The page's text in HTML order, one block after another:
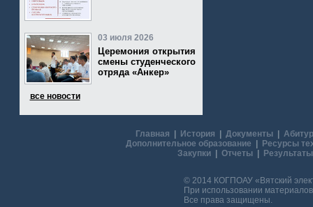
03 июля 2026
Церемония открытия
смены студенческого
отряда «Анкер»
все новости
Главная История Документы|
Дополнительное образование
Ресурсы
Закупки| Отчеты|
© 2014 КОГПОАУ «Вятский
При использовании
Все права защищены.